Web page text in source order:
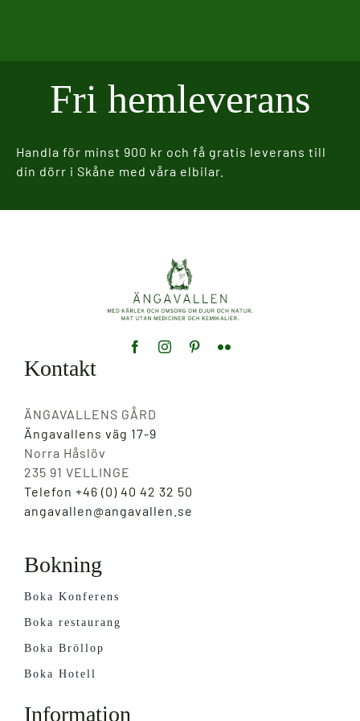
Fri hemleverans
Handla för minst 900 kr och få gratis leverans till
din dörr i Skåne med våra elbilar.
Kontakt
ÄNGAVALLENS GÅRD
Ängavallens väg 17-9
Norra Håslöv
235 91 VELLINGE
Telefon +46 (0) 40 42 32 50
angavallen@angavallen.se
Bokning
Boka Konferens
Boka restaurang
Boka Bröllop
Boka Hotell
Information